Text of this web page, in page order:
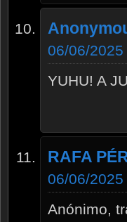
06/06/
YUHU! A
RAFA
06/06/2025
Anónimo,